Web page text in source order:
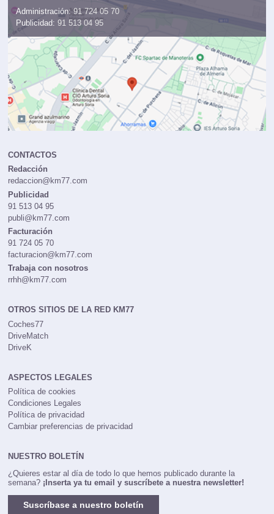
Administración: 91 724 05 70
Publicidad: 91 513 04 95
CONTACTOS
Redacción
redaccion@km77.com
Publicidad
91 513 04 95
publi@km77.com
Facturación
91 724 05 70
facturacion@km77.com
Trabaja con nosotros
rrhh@km77.com
OTROS SITIOS DE LA RED KM77
Coches77
DriveMatch
DriveK
ASPECTOS LEGALES
Política de cookies
Condiciones Legales
Política de privacidad
Cambiar preferencias de privacidad
NUESTRO BOLETÍN
¿Quieres estar al día de todo lo que hemos publicado durante la
semana? ¡Inserta ya tu email y suscríbete a nuestra newsletter!
Suscríbase a nuestro boletín